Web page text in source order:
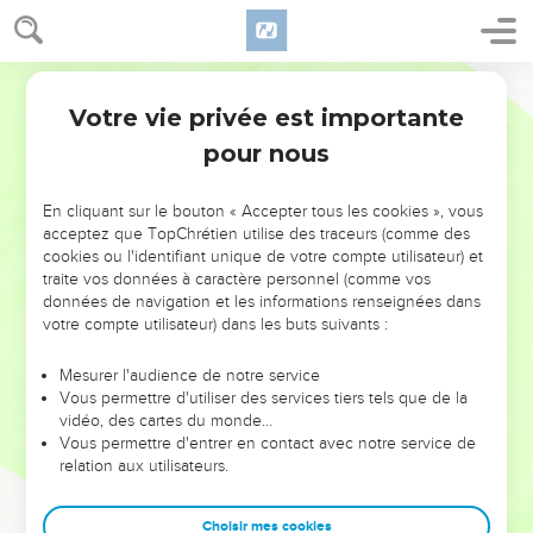
NE MANQUEZ PAS L’ÉVÉNEMENT
DE L’ANNÉE !
ET SI LEURS ERREURS POUVAIENT VOUS ÉVITER LES
VOTRES ?
leur foi ou leur vision. Mais on voit moins les doutes, les erreurs
et les saisons difficiles qu'ils ont traversés, alors même que ce
sont elles qui les ont façonnés.
Dans cette conférence, leaders, entrepreneurs, et responsables
clés pour avancer avec plus de sagesse afin que leurs erreurs
Votre vie privée est importante
pour nous
En cliquant sur le bouton « Accepter tous les cookies », vous
acceptez que TopChrétien utilise des traceurs (comme des
cookies ou l'identifiant unique de votre compte utilisateur) et
traite vos données à caractère personnel (comme vos
données de navigation et les informations renseignées dans
votre compte utilisateur) dans les buts suivants :
Mesurer l'audience de notre service
Vous permettre d'utiliser des services tiers tels que de la
vidéo, des cartes du monde…
Vous permettre d'entrer en contact avec notre service de
relation aux utilisateurs.
Choisir mes cookies